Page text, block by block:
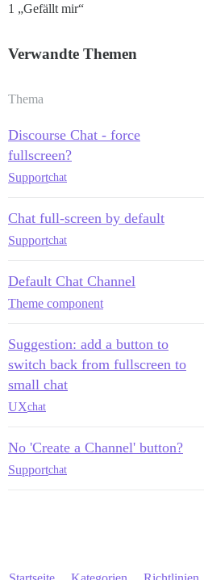
1 „Gefällt mir“
Verwandte Themen
Thema
Discourse Chat - force
fullscreen?
Supportchat
Chat full-screen by default
Supportchat
Default Chat Channel
Theme component
Suggestion: add a button to
switch back from fullscreen to
small chat
UXchat
No 'Create a Channel' button?
Supportchat